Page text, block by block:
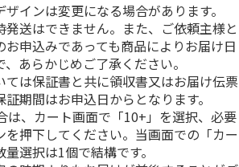
インは変更になる場合があります。
送はできません。また、ご依頼主様と
申込みであっても商品によりお届け日
あらかじめご了承ください。
は保証書と共に領収書又はお届け伝票
期間はお申込日からとなります。
、カート画面で「10+」を選択、必要
押下してください。当画面での「カー
選択は1個で結構です。